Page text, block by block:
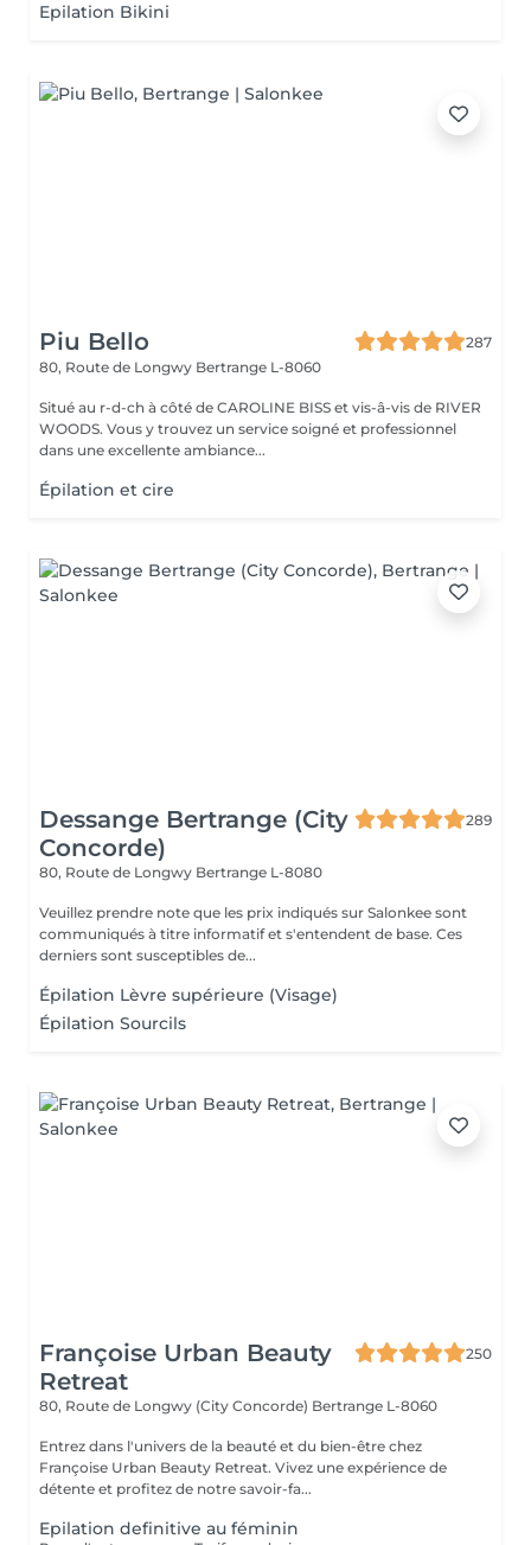
Epilation Bikini
Piu Bello
287
80, Route de Longwy Bertrange L-8060
Situé au r-d-ch à côté de CAROLINE BISS et vis-â-vis de RIVER
WOODS. Vous y trouvez un service soigné et professionnel
dans une excellente ambiance...
Épilation et cire
Dessange Bertrange (City
Concorde)
289
80, Route de Longwy Bertrange L-8080
Veuillez prendre note que les prix indiqués sur Salonkee sont
communiqués à titre informatif et s'entendent de base. Ces
derniers sont susceptibles de...
Épilation Lèvre supérieure (Visage)
Épilation Sourcils
Françoise Urban Beauty
Retreat
250
80, Route de Longwy (City Concorde) Bertrange L-8060
Entrez dans l'univers de la beauté et du bien-être chez
Françoise Urban Beauty Retreat. Vivez une expérience de
détente et profitez de notre savoir-fa...
Epilation definitive au féminin